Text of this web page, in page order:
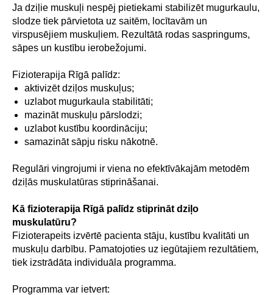
Ja dziļie muskuļi nespēj pietiekami stabilizēt mugurkaulu,
slodze tiek pārvietota uz saitēm, locītavām un
virspusējiem muskuļiem. Rezultātā rodas saspringums,
sāpes un kustību ierobežojumi.
Fizioterapija Rīgā palīdz:
aktivizēt dziļos muskuļus;
uzlabot mugurkaula stabilitāti;
mazināt muskuļu pārslodzi;
uzlabot kustību koordināciju;
samazināt sāpju risku nākotnē.
Regulāri vingrojumi ir viena no efektīvākajām metodēm
dziļās muskulatūras stiprināšanai.
Kā fizioterapija Rīgā palīdz stiprināt dziļo
muskulatūru?
Fizioterapeits izvērtē pacienta stāju, kustību kvalitāti un
muskuļu darbību. Pamatojoties uz iegūtajiem rezultātiem,
tiek izstrādāta individuāla programma.
Programma var ietvert: